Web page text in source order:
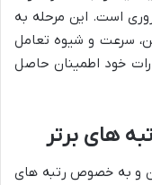
است. این مرحله به
سرعت و شیوه تعامل
خود اطمینان حاصل
های برتر
و به خصوص رتبه های